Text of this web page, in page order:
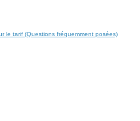
le tarif (Questions fréquemment posées)